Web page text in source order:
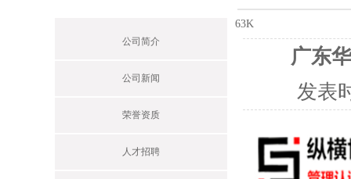
公司简介
公司新闻
荣誉资质
人才招聘
63K
广东
发表